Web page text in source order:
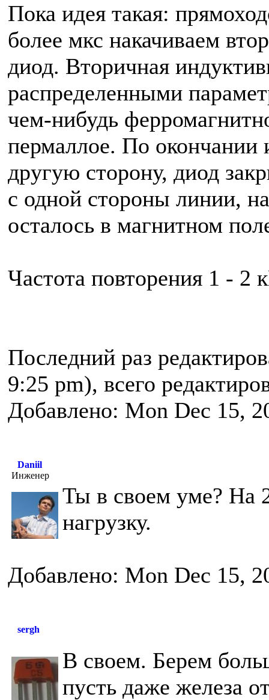
Пока идея такая:
более мкс накачиваем
диод. Вторичная
распределенными
чем-нибудь
пермаллое. По окончании
другую сторону, диод
с одной стороны линии,
осталось в магнитном
Частота повторения 1 - 2
Последний раз
9:25 pm), всего
Добавлено: Mon Dec 15,
Daniil
Инженер
Ты в своем уме? На
нагрузку.
Добавлено: Mon Dec 15,
sergh
В своем. Берем
пусть даже железа